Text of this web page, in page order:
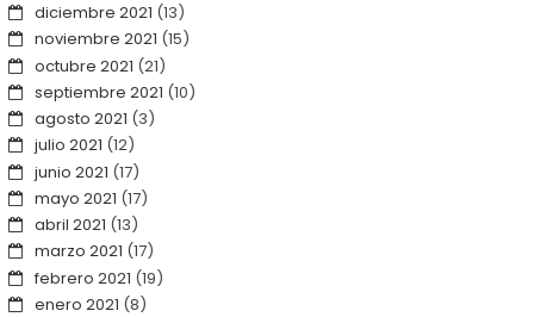
diciembre 2021 (13)
noviembre 2021 (15)
octubre 2021 (21)
septiembre 2021 (10)
agosto 2021 (3)
julio 2021 (12)
junio 2021 (17)
mayo 2021 (17)
abril 2021 (13)
marzo 2021 (17)
febrero 2021 (19)
enero 2021 (8)